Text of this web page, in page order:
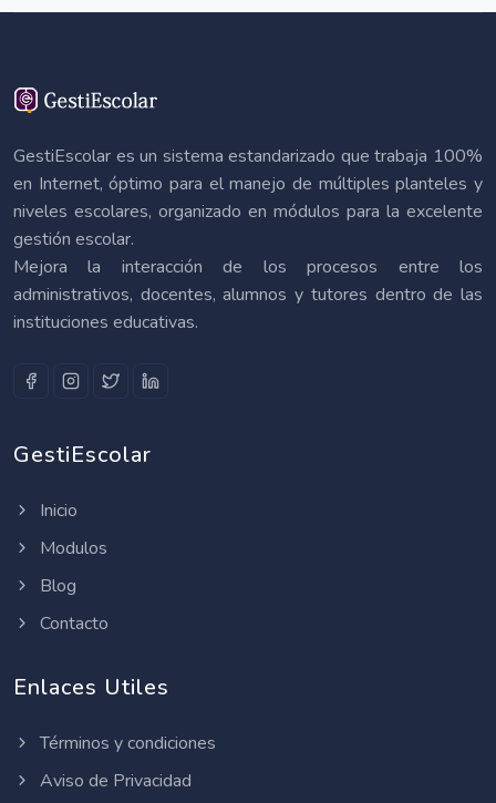
GestiEscolar es un sistema estandarizado que trabaja 100%
en Internet, óptimo para el manejo de múltiples planteles y
niveles escolares, organizado en módulos para la excelente
gestión escolar.
Mejora la interacción de los procesos entre los
administrativos, docentes, alumnos y tutores dentro de las
instituciones educativas.
GestiEscolar
Inicio
Modulos
Blog
Contacto
Enlaces Utiles
Términos y condiciones
Aviso de Privacidad